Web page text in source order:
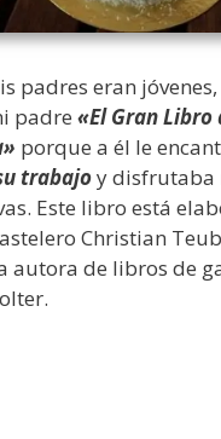
padres eran
padre «El Gran Libro
porque a él le
trabajoy disfrutaba
Este libro está
Christian
autora de libros de